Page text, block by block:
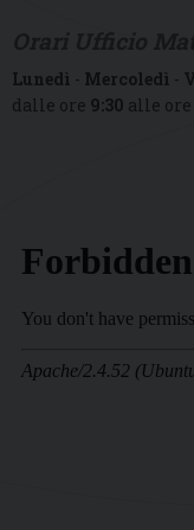
Lunedì - Mercoledì -
dalle ore 9:30 alle ore